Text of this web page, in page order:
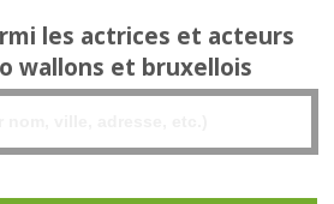
les actrices et acteurs
wallons et bruxellois